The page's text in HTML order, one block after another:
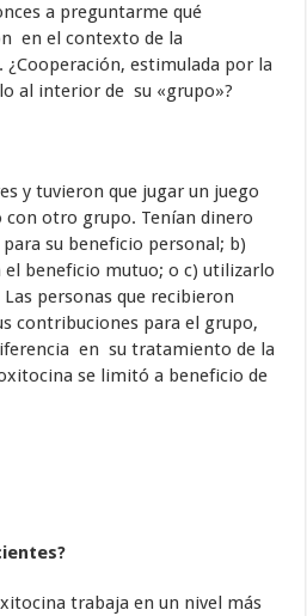
a preguntarme qué
en el contexto de la
estimulada por la
al interior de su «grupo»?
y tuvieron que jugar un juego
otro grupo. Tenían dinero
su beneficio personal; b)
beneficio mutuo; o c) utilizarlo
personas que recibieron
contribuciones para el grupo,
en su tratamiento de la
se limitó a beneficio de
trabaja en un nivel más